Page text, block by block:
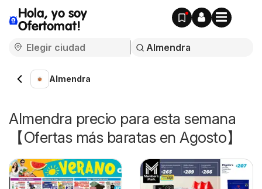
Hola, yo soy
Ofertomat!
Almendra
Almendra precio para esta semana
【Ofertas más baratas en Agosto】